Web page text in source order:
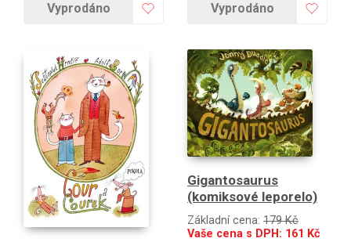
Vyprodáno Vyprodáno
Gigantosaurus
(komiksové leporelo)
Základní cena: 179 Kč
Vaše cena s DPH: 161 Kč